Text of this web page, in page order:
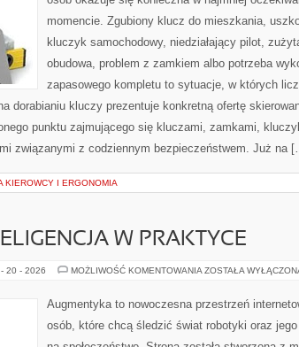
momencie. Zgubiony klucz do mieszkania,
kluczyk samochodowy, niedziałający pilot,
obudowa, problem z zamkiem albo potrzeba
zapasowego kompletu to sytuacje, w których
dorabianiu kluczy prezentuje konkretną ofertę
punktu zajmującego się kluczami, zamkami,
związanymi z codziennym bezpieczeństwem. Już na
KIEROWCY I ERGONOMIA
W PRAKTYCE
20 - 2026 MOŻLIWOŚĆ KOMENTOWANIA SZTUCZNA
PRAKTYCE
ZOSTAŁA
Augmentyka to nowoczesna przestrzeń
osób, które chcą śledzić świat robotyki oraz jego